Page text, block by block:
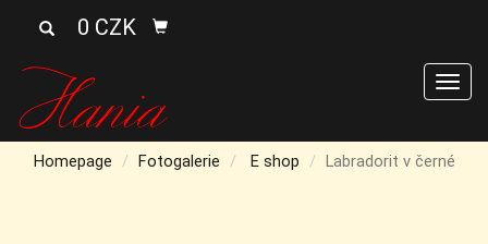
0 CZK
Homepage Fotogalerie E shop Labradorit v černé